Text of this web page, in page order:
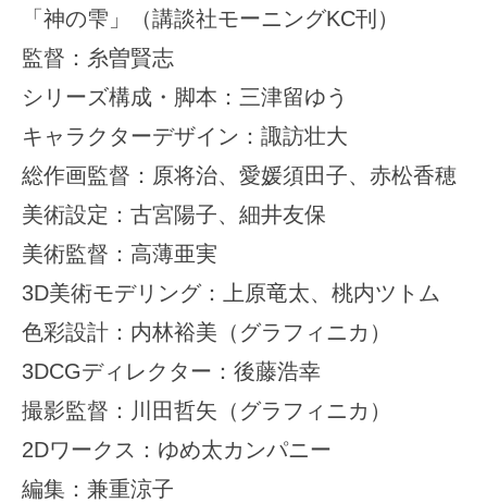
「神の雫」（講談社モーニングKC刊）
監督：糸曽賢志
シリーズ構成・脚本：三津留ゆう
キャラクターデザイン：諏訪壮大
総作画監督：原将治、愛媛須田子、赤松香穂
美術設定：古宮陽子、細井友保
美術監督：高薄亜実
3D美術モデリング：上原竜太、桃内ツトム
色彩設計：内林裕美（グラフィニカ）
3DCGディレクター：後藤浩幸
撮影監督：川田哲矢（グラフィニカ）
2Dワークス：ゆめ太カンパニー
編集：兼重涼子